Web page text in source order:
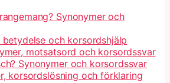
Synonymer och
och korsordshjälp
motsatsord och korsordssvar
Synonymer och korsordssvar
korsordslösning och förklaring